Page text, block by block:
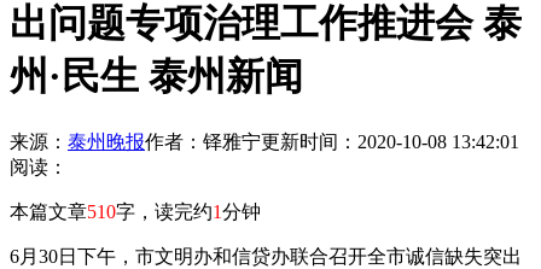
出问题专项治理工作推进会 泰
州·民生 泰州新闻
来源： 泰州晚报作者：铎雅宁更新时间：2020-10-08 13:42:01
阅读：
本篇文章510字，读完约1分钟
6月30日下午，市文明办和信贷办联合召开全市诚信缺失突出